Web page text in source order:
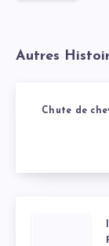
Autres
Chute de